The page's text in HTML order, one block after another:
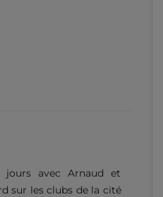
jours avec Arnaud et
sur les clubs de la cité